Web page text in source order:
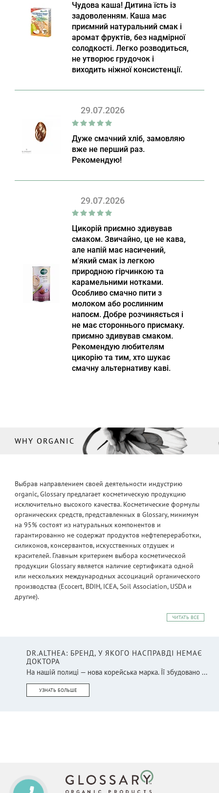
Чудова каша! Дитина їсть із
задоволенням. Каша має
приємний натуральний смак і
аромат фруктів, без надмірної
солодкості. Легко розводиться,
не утворює грудочок і
виходить ніжної консистенції.
29.07.2026
Дуже смачний хліб, замовляю
вже не перший раз.
Рекомендую!
29.07.2026
Цикорій приємно здивував
смаком. Звичайно, це не кава,
але напій має насичений,
м'який смак із легкою
природною гірчинкою та
карамельними нотками.
Особливо смачно пити з
молоком або рослинним
напоєм. Добре розчиняється і
не має стороннього присмаку.
приємно здивував смаком.
Рекомендую любителям
цикорію та тим, хто шукає
смачну альтернативу каві.
WHY ORGANIC
Выбрав направлением своей деятельности индустрию
organic, Glossary предлагает косметическую продукцию
исключительно высокого качества. Косметические формулы
органических средств, представленных в Glossary, минимум
на 95% состоят из натуральных компонентов и
гарантированно не содержат продуктов нефтепереработки,
силиконов, консервантов, искусственных отдушек и
красителей. Главным критерием выбора косметической
продукции Glossary является наличие сертификата одной
или нескольких международных ассоциаций органического
производства (Ecocert, BDIH, ICEA, Soil Association, USDA и
другие).
ЧИТАТЬ ВСЕ
DR.ALTHEA: БРЕНД, У ЯКОГО НАСПРАВДІ НЕМАЄ
ДОКТОРА
На нашій полиці — нова корейська марка. Її збудовано ...
УЗНАТЬ БОЛЬШЕ